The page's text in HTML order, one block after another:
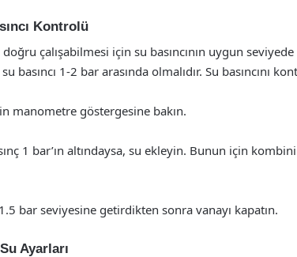
Kontrolü
çalışabilmesi için su basıncının uygun
basıncı 1-2 bar arasında olmalıdır. Su basıncını
manometre göstergesine bakın.
1 bar’ın altındaysa, su ekleyin. Bunun için
1.5 bar seviyesine getirdikten sonra vanayı kapatın.
Ayarları